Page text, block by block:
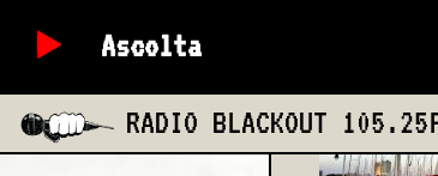
Ascolta
RADIO BLACKOUT